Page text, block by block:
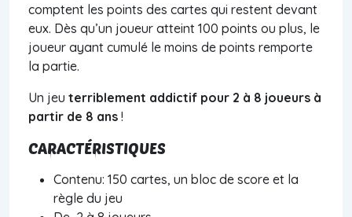
comptent les points des cartes qui restent devant
eux. Dès qu’un joueur atteint 100 points ou plus, le
joueur ayant cumulé le moins de points remporte
la partie.
Un jeu terriblement addictif pour 2 à 8 joueurs à
partir de 8 ans !
CARACTÉRISTIQUES
Contenu: 150 cartes, un bloc de score et la
règle du jeu